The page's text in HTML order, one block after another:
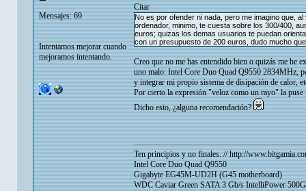
Mensajes: 69
Intentamos mejorar cuando
mejoramos intentando.
Citar
No es por ofender ni nada, pero me imagino que,
ordenador, minimo, te cuesta sobre los 300/400,
euros; quizas los demas usuarios te puedan
con un presupuesto de 200 euros, dudo mucho
Creo que no me has entendido bien o quizás me he
uno malo: Intel Core Duo Quad Q9550 2834MHz,
y integrar mi propio sistema de disipación de calor,
Por cierto la expresión "veloz como un rayo" la
Dicho esto, ¿alguna recomendación?
Ten principios y no finales. //http://
Intel Core Duo Quad Q9550
Gigabyte EG45M-UD2H (G45 motherboard)
WDC Caviar Green SATA 3 Gb/s IntelliPower